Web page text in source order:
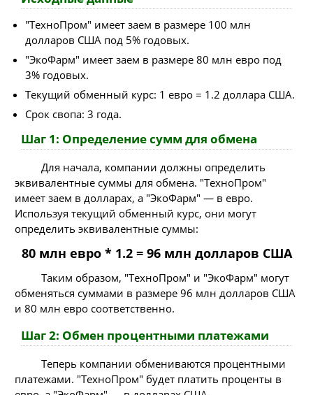
"ТехноПром" имеет заем в размере 100 млн
долларов США под 5% годовых.
"ЭкоФарм" имеет заем в размере 80 млн евро под
3% годовых.
Текущий обменный курс: 1 евро = 1.2 доллара США.
Срок свопа: 3 года.
Шаг 1: Определение сумм для обмена
Для начала, компании должны определить
эквивалентные суммы для обмена. "ТехноПром"
имеет заем в долларах, а "ЭкоФарм" — в евро.
Используя текущий обменный курс, они могут
определить эквивалентные суммы:
80 млн евро * 1.2 = 96 млн долларов США
Таким образом, "ТехноПром" и "ЭкоФарм" могут
обменяться суммами в размере 96 млн долларов США
и 80 млн евро соответственно.
Шаг 2: Обмен процентными платежами
Теперь компании обмениваются процентными
платежами. "ТехноПром" будет платить проценты в